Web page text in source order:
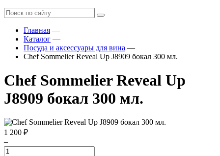
Главная —
Каталог —
Посуда и аксессуары для вина —
Chef Sommelier Reveal Up J8909 бокал 300 мл.
Chef Sommelier Reveal Up
J8909 бокал 300 мл.
1 200 ₽
–